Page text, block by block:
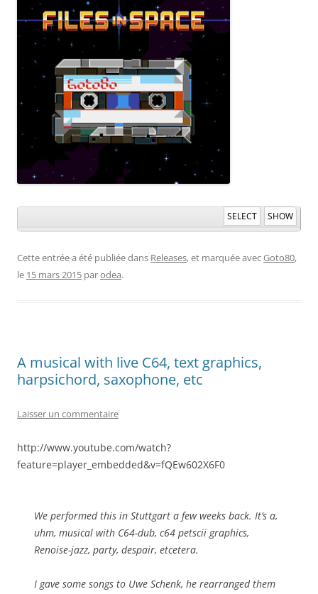
SELECT SHOW
Cette entrée a été publiée dans Releases, et marquée avecGoto80,
le 15 mars 2015 parodea.
A musical with live C64, text graphics,
harpsichord, saxophone, etc
Laisser un commentaire
http://www.youtube.com/watch?
feature=player_embedded&v=fQEw602X6F0
We performed this in Stuttgart a few weeks back. It’s a,
uhm, musical with C64-dub, c64 petscii graphics,
Renoise-jazz, party, despair, etcetera.
I gave some songs to Uwe Schenk, he rearranged them